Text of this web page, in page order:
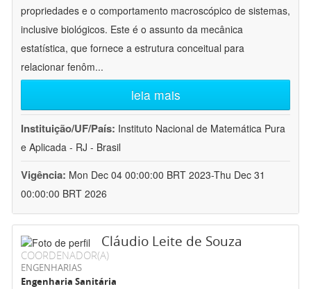
propriedades e o comportamento macroscópico de sistemas,
inclusive biológicos. Este é o assunto da mecânica
estatística, que fornece a estrutura conceitual para
relacionar fenôm...
leia mais
Instituição/UF/País: Instituto Nacional de Matemática Pura
e Aplicada - RJ - Brasil
Vigência: Mon Dec 04 00:00:00 BRT 2023-Thu Dec 31
00:00:00 BRT 2026
Cláudio Leite de Souza
COORDENADOR(A)
ENGENHARIAS
Engenharia Sanitária